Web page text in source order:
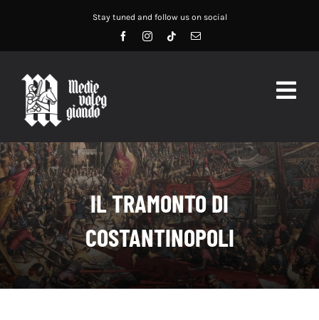
contenuto
Stay tuned and follow us on social
HOME
ABOUT US
SERVIZI
DIDATTICA
RECENSIONI
IL TRAMONTO DI
COSTANTINOPOLI